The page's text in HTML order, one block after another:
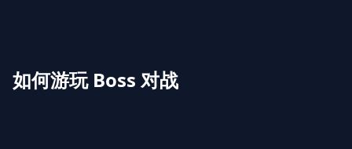
如何游玩 Boss 对战